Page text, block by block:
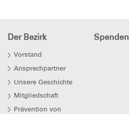
Der Bezirk
Vorstand
Ansprechpartner
Unsere Geschichte
Mitgliedschaft
Prävention von
Spenden